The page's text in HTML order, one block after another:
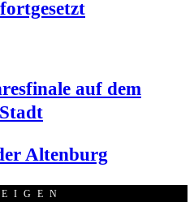
auf dem
Altenburg